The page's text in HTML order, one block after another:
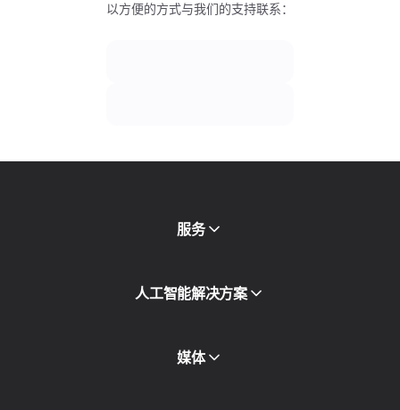
以方便的方式与我们的支持联系：
服务
移动代理
住宅代理
代理目录
人工智能解决方案
媒体